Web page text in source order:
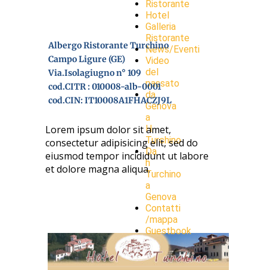
Albergo Ristorante Turchino
Campo Ligure (GE)
Via.Isolagiugno n° 109
cod.CITR : 010008-alb-0001
cod.CIN: IT10008A1FHACZJ9L
Lorem ipsum dolor sit amet,
consectetur adipisicing elit, sed do
eiusmod tempor incididunt ut labore
et dolore magna aliqua.
Ristorante
Hotel
Galleria
Ristorante
News/Eventi
Video
del
passato
da
Genova
a
H.
Turchino
Da
h
Turchino
a
Genova
Contatti
/mappa
Guestbook